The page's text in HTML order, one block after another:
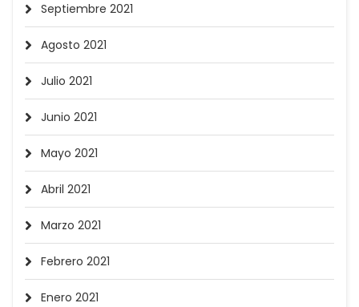
Septiembre 2021
Agosto 2021
Julio 2021
Junio 2021
Mayo 2021
Abril 2021
Marzo 2021
Febrero 2021
Enero 2021